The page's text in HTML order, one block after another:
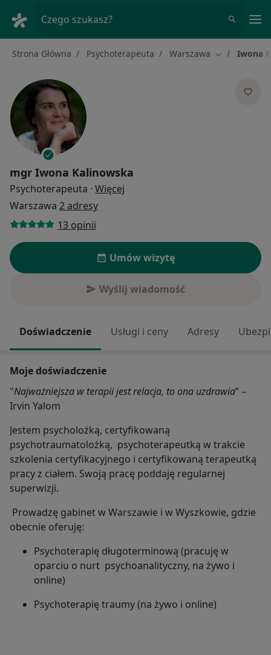
Czego szukasz?
Strona Główna Psychoterapeuta Warszawa Zmień miasto
Iwona
mgr Iwona Kalinowska
Psychoterapeuta · Więcej
Warszawa 2 adresy
13 opinii
Umów wizytę
Wyślij wiadomość
Doświadczenie Usługi i ceny Adresy
Moje doświadczenie
"Najważniejsza w terapii jest relacja, to ona uzdrawia” –
Irvin Yalom
Jestem psycholożką, certyfikowaną
psychotraumatolożką, psychoterapeutką w trakcie
szkolenia certyfikacyjnego i certyfikowaną terapeutką
pracy z ciałem. Swoją pracę poddaję regularnej
superwizji.
Prowadzę gabinet w Warszawie i w Wyszkowie, gdzie
obecnie oferuję:
Psychoterapię długoterminową (pracuję w
oparciu o nurt psychoanalityczny, na żywo i
online)
Psychoterapię traumy (na żywo i online)